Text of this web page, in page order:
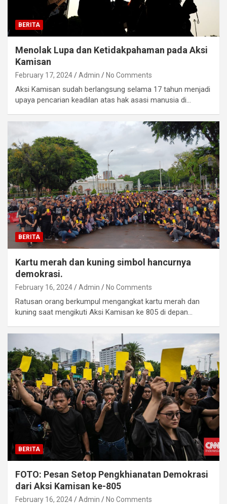
BERITA
Menolak Lupa dan Ketidakpahaman pada Aksi
Kamisan
February 17, 2024 Admin No Comments
Aksi Kamisan sudah berlangsung selama 17 tahun menjadi
upaya pencarian keadilan atas hak asasi manusia di…
BERITA
Kartu merah dan kuning simbol hancurnya
demokrasi.
February 16, 2024 Admin No Comments
Ratusan orang berkumpul mengangkat kartu merah dan
kuning saat mengikuti Aksi Kamisan ke 805 di depan…
BERITA
FOTO: Pesan Setop Pengkhianatan Demokrasi
dari Aksi Kamisan ke-805
February 16, 2024 Admin No Comments